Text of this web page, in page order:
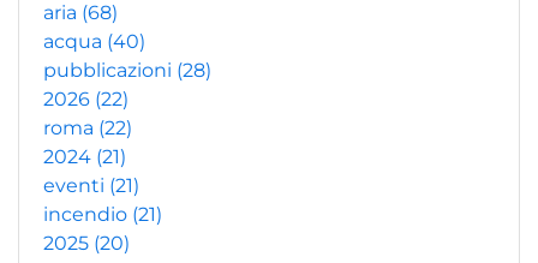
aria (68)
acqua (40)
pubblicazioni (28)
2026 (22)
roma (22)
2024 (21)
eventi (21)
incendio (21)
2025 (20)